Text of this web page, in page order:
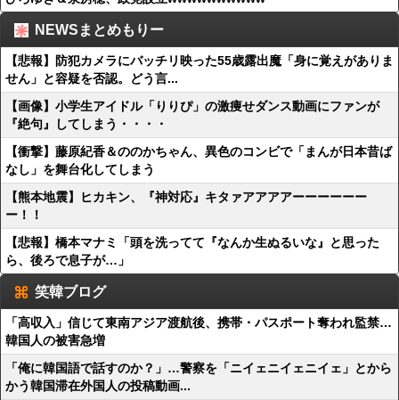
NEWSまとめもりー
【悲報】防犯カメラにバッチリ映った55歳露出魔「身に覚えがありま
せん」と容疑を否認。どう言...
【画像】小学生アイドル「りりぴ」の激痩せダンス動画にファンが
『絶句』してしまう・・・・
【衝撃】藤原紀香＆ののかちゃん、異色のコンビで「まんが日本昔ば
なし」を舞台化してしまう
【熊本地震】ヒカキン、『神対応』キタァアアアアーーーーーー
ー！！
【悲報】橋本マナミ「頭を洗ってて『なんか生ぬるいな』と思った
ら、後ろで息子が…」
笑韓ブログ
「高収入」信じて東南アジア渡航後、携帯・パスポート奪われ監禁…
韓国人の被害急増
「俺に韓国語で話すのか？」…警察を「ニイェニイェニイェ」とから
かう韓国滞在外国人の投稿動画...